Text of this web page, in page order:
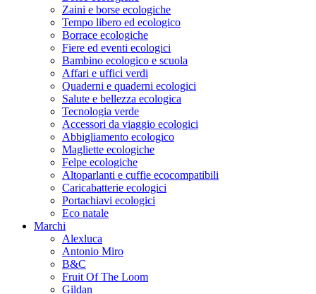
Zaini e borse ecologiche
Tempo libero ed ecologico
Borrace ecologiche
Fiere ed eventi ecologici
Bambino ecologico e scuola
Affari e uffici verdi
Quaderni e quaderni ecologici
Salute e bellezza ecologica
Tecnologia verde
Accessori da viaggio ecologici
Abbigliamento ecologico
Magliette ecologiche
Felpe ecologiche
Altoparlanti e cuffie ecocompatibili
Caricabatterie ecologici
Portachiavi ecologici
Eco natale
Marchi
Alexluca
Antonio Miro
B&C
Fruit Of The Loom
Gildan